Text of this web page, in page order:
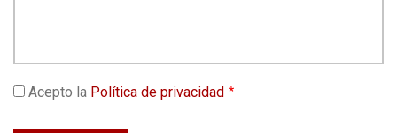
Acepto la Política de privacidad